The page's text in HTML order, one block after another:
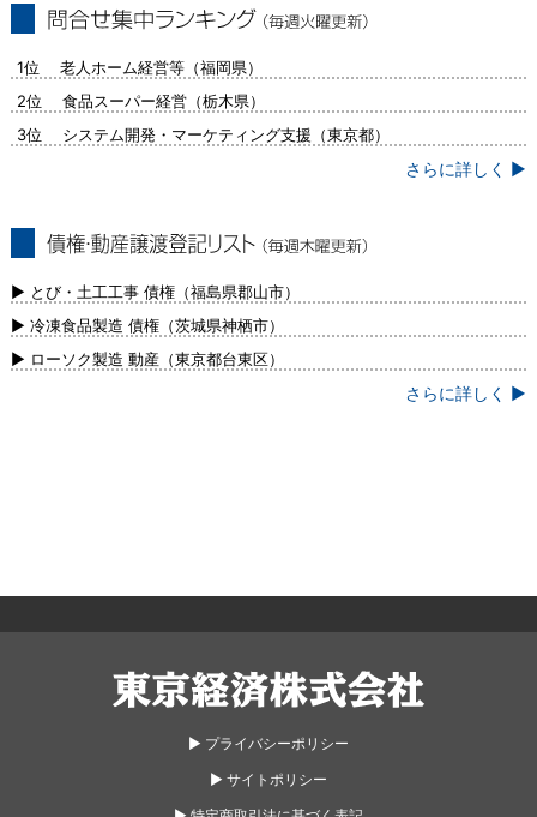
1位 老人ホーム経営等（福岡県）
2位 食品スーパー経営（栃木県）
3位 システム開発・マーケティング支援（東京都）
さらに詳しく ▶
新）
▶ とび・土工工事 債権（福島県郡山市）
▶ 冷凍食品製造 債権（茨城県神栖市）
▶ ローソク製造 動産（東京都台東区）
さらに詳しく ▶
▶︎ プライバシーポリシー
▶︎ サイトポリシー